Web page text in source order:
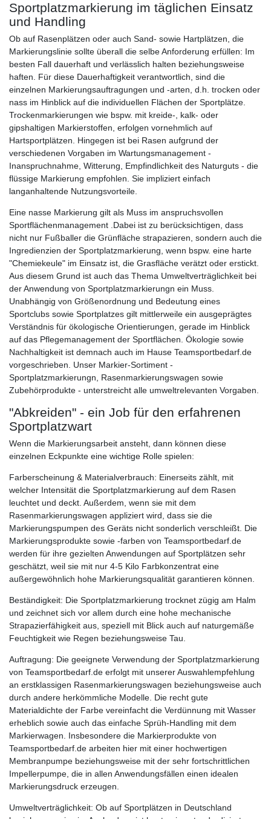
Sportplatzmarkierung im täglichen Einsatz
und Handling
Ob auf Rasenplätzen oder auch Sand- sowie Hartplätzen, die
Markierungslinie sollte überall die selbe Anforderung erfüllen: Im
besten Fall dauerhaft und verlässlich halten beziehungsweise
haften. Für diese Dauerhaftigkeit verantwortlich, sind die
einzelnen Markierungsauftragungen und -arten, d.h. trocken oder
nass im Hinblick auf die individuellen Flächen der Sportplätze.
Trockenmarkierungen wie bspw. mit kreide-, kalk- oder
gipshaltigen Markierstoffen, erfolgen vornehmlich auf
Hartsportplätzen. Hingegen ist bei Rasen aufgrund der
verschiedenen Vorgaben im Wartungsmanagement -
Inanspruchnahme, Witterung, Empfindlichkeit des Naturguts - die
flüssige Markierung empfohlen. Sie impliziert einfach
langanhaltende Nutzungsvorteile.
Eine nasse Markierung gilt als Muss im anspruchsvollen
Sportflächenmanagement .Dabei ist zu berücksichtigen, dass
nicht nur Fußballer die Grünfläche strapazieren, sondern auch die
Ingredienzien der Sportplatzmarkierung, wenn bspw. eine harte
"Chemiekeule" im Einsatz ist, die Grasfläche verätzt oder erstickt.
Aus diesem Grund ist auch das Thema Umweltverträglichkeit bei
der Anwendung von Sportplatzmarkierungn ein Muss.
Unabhängig von Größenordnung und Bedeutung eines
Sportclubs sowie Sportplatzes gilt mittlerweile ein ausgeprägtes
Verständnis für ökologische Orientierungen, gerade im Hinblick
auf das Pflegemanagement der Sportflächen. Ökologie sowie
Nachhaltigkeit ist demnach auch im Hause Teamsportbedarf.de
vorgeschrieben. Unser Markier-Sortiment -
Sportplatzmarkierungn, Rasenmarkierungswagen sowie
Zubehörprodukte - unterstreicht alle umweltrelevanten Vorgaben.
"Abkreiden" - ein Job für den erfahrenen
Sportplatzwart
Wenn die Markierungsarbeit ansteht, dann können diese
einzelnen Eckpunkte eine wichtige Rolle spielen:
Farberscheinung & Materialverbrauch: Einerseits zählt, mit
welcher Intensität die Sportplatzmarkierung auf dem Rasen
leuchtet und deckt. Außerdem, wenn sie mit dem
Rasenmarkierungswagen appliziert wird, dass sie die
Markierungspumpen des Geräts nicht sonderlich verschleißt. Die
Markierungsprodukte sowie -farben von Teamsportbedarf.de
werden für ihre gezielten Anwendungen auf Sportplätzen sehr
geschätzt, weil sie mit nur 4-5 Kilo Farbkonzentrat eine
außergewöhnlich hohe Markierungsqualität garantieren können.
Beständigkeit: Die Sportplatzmarkierung trocknet zügig am Halm
und zeichnet sich vor allem durch eine hohe mechanische
Strapazierfähigkeit aus, speziell mit Blick auch auf naturgemäße
Feuchtigkeit wie Regen beziehungsweise Tau.
Auftragung: Die geeignete Verwendung der Sportplatzmarkierung
von Teamsportbedarf.de erfolgt mit unserer Auswahlempfehlung
an erstklassigen Rasenmarkierungswagen beziehungsweise auch
durch andere herkömmliche Modelle. Die recht gute
Materialdichte der Farbe vereinfacht die Verdünnung mit Wasser
erheblich sowie auch das einfache Sprüh-Handling mit dem
Markierwagen. Insbesondere die Markierprodukte von
Teamsportbedarf.de arbeiten hier mit einer hochwertigen
Membranpumpe beziehungsweise mit der sehr fortschrittlichen
Impellerpumpe, die in allen Anwendungsfällen einen idealen
Markierungsdruck erzeugen.
Umweltverträglichkeit: Ob auf Sportplätzen in Deutschland